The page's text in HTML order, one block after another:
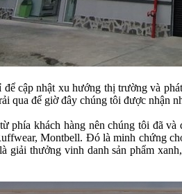
cập nhật xu hướng thị trường và
qua để giờ đây chúng tôi được nhận
khách hàng nên chúng tôi đã
Montbell. Đó là minh chứng
giải thưởng vinh danh sản phẩm